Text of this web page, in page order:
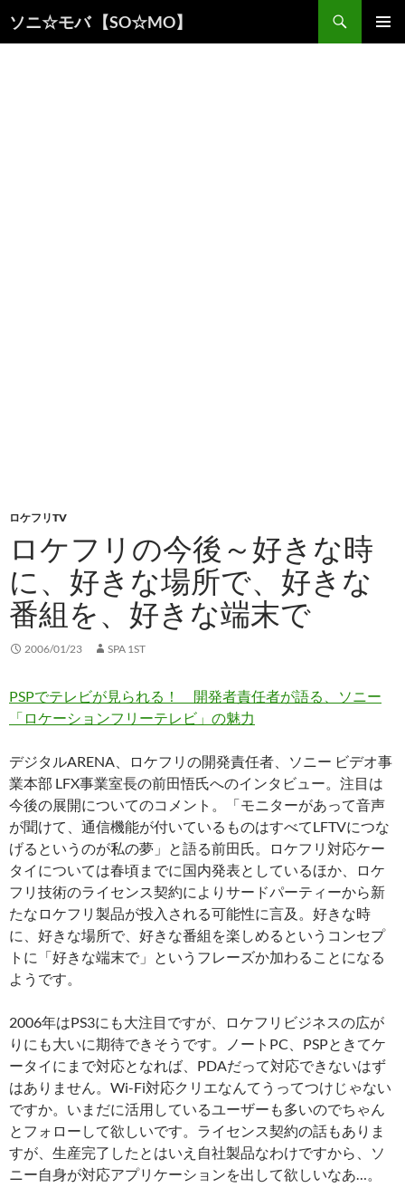
ソニ☆モバ 【SO☆MO】
索
ロケフリTV
ロケフリの今後～好きな時
に、好きな場所で、好きな
番組を、好きな端末で
2006/01/23 SPA 1ST
PSPでテレビが見られる！ 開発者責任者が語る、ソニー
「ロケーションフリーテレビ」の魅力
デジタルARENA、ロケフリの開発責任者、ソニー ビデオ事
業本部 LFX事業室長の前田悟氏へのインタビュー。注目は
今後の展開についてのコメント。「モニターがあって音声
が聞けて、通信機能が付いているものはすべてLFTVにつな
げるというのが私の夢」と語る前田氏。ロケフリ対応ケー
タイについては春頃までに国内発表としているほか、ロケ
フリ技術のライセンス契約によりサードパーティーから新
たなロケフリ製品が投入される可能性に言及。好きな時
に、好きな場所で、好きな番組を楽しめるというコンセプ
トに「好きな端末で」というフレーズか加わることになる
ようです。
2006年はPS3にも大注目ですが、ロケフリビジネスの広が
りにも大いに期待できそうです。ノートPC、PSPときてケ
ータイにまで対応となれば、PDAだって対応できないはず
はありません。Wi-Fi対応クリエなんてうってつけじゃない
ですか。いまだに活用しているユーザーも多いのでちゃん
とフォローして欲しいです。ライセンス契約の話もありま
すが、生産完了したとはいえ自社製品なわけですから、ソ
ニー自身が対応アプリケーションを出して欲しいなあ…。